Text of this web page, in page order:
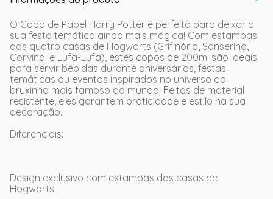
O Copo de Papel Harry Potter é perfeito para deixar a
sua festa temática ainda mais mágica! Com estampas
das quatro casas de Hogwarts (Grifinória, Sonserina,
Corvinal e Lufa-Lufa), estes copos de 200ml são ideais
para servir bebidas durante aniversários, festas
temáticas ou eventos inspirados no universo do
bruxinho mais famoso do mundo. Feitos de material
resistente, eles garantem praticidade e estilo na sua
decoração.
Diferenciais:
Design exclusivo com estampas das casas de
Hogwarts.